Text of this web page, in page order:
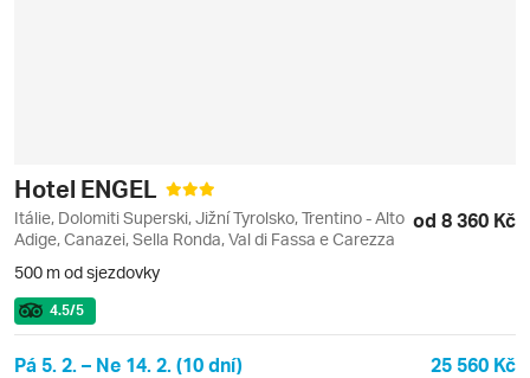
Hotel ENGEL
Itálie, Dolomiti Superski, Jižní Tyrolsko, Trentino - Alto
Adige, Canazei, Sella Ronda, Val di Fassa e Carezza
od 8 360 Kč
500 m od sjezdovky
4.5/5
Pá 5. 2. – Ne 14. 2. (10 dní) 25 560 Kč